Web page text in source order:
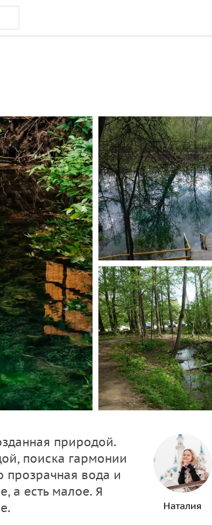
природой.
поиска гармонии
прозрачная вода и
а есть малое. Я
Наталия